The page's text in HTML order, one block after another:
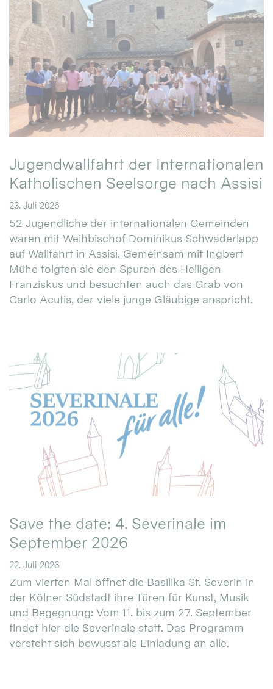
Jugendwallfahrt der Internationalen
Katholischen Seelsorge nach Assisi
23. Juli 2026
52 Jugendliche der internationalen Gemeinden
waren mit Weihbischof Dominikus Schwaderlapp
auf Wallfahrt in Assisi. Gemeinsam mit Ingbert
Mühe folgten sie den Spuren des Heiligen
Franziskus und besuchten auch das Grab von
Carlo Acutis, der viele junge Gläubige anspricht.
Save the date: 4. Severinale im
September 2026
22. Juli 2026
Zum vierten Mal öffnet die Basilika St. Severin in
der Kölner Südstadt ihre Türen für Kunst, Musik
und Begegnung: Vom 11. bis zum 27. September
findet hier die Severinale statt. Das Programm
versteht sich bewusst als Einladung an alle.